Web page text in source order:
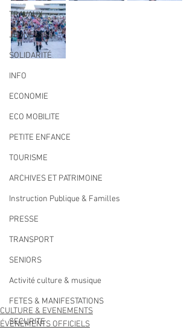
TRAVAUX
JEUNESSE
SOLIDARITÉ
INFO
ECONOMIE
ECO MOBILITE
PETITE ENFANCE
TOURISME
ARCHIVES ET PATRIMOINE
Instruction Publique & Familles
PRESSE
TRANSPORT
SENIORS
Activité culture & musique
FETES & MANIFESTATIONS
SECURITE
CULTURE & EVENEMENTS
ÉVÉNEMENTS OFFICIELS